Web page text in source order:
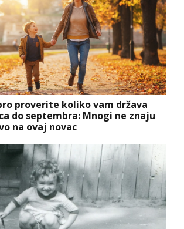
proverite koliko vam država
do septembra: Mnogi ne znaju
na ovaj novac